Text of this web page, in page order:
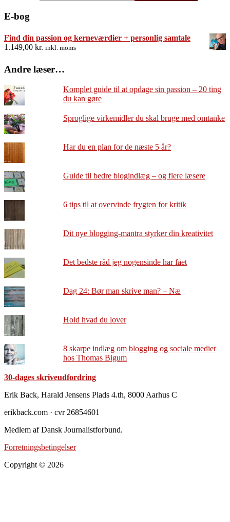
E-bog
Find din passion og kerneværdier + personlig samtale
1.149,00 kr. inkl. moms
Andre læser…
Komplet guide til at opdage sin passion – 20 ting
du kan gøre
Sproglige virkemidler du skal bruge med omtanke
Har du en plan for de næste 5 år?
Guide til bedre blogindlæg – og flere læsere
6 tips til at overvinde frygten for kritik
Dit nye blogging-mantra styrker din kreativitet
Det bedste råd jeg nogensinde har fået
Dag 24: Bør man skrive man? – Næ
Hold hvad du lover
8 skarpe indlæg om blogging og sociale medier
hos Thomas Bigum
30-dages skriveudfordring
Footer
Erik Back, Harald Jensens Plads 4.th, 8000 Aarhus C
erikback.com · cvr 26854601
Medlem af Dansk Journalistforbund.
Forretningsbetingelser
Copyright © 2026